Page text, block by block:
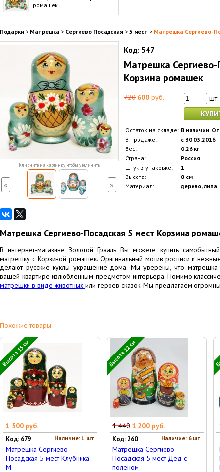
ромашек
Подарки > Матрешка > Сергиево Посадская > 5 мест > Матрешка Сергиево-
Кликните на картинку, чтобы увеличить
« »
Код: 547
Матрешка Сергиево-
Корзина ромашек
720 600 руб.
шт.
Остаток на складе: В наличии.
В продаже:
с 30.03.2016
Вес:
0.26 кг
Страна:
Россия
Штук в упаковке:
1
Высота:
8 см
Материал:
дерево, липа
Матрешка Сергиево-Посадская 5 мест Корзина
В интернет-магазине Золотой Грааль Вы можете купить
матрешку с Корзиной ромашек. Оригинальный мотив росписи и
делают русские куклы украшение дома. Мы уверены, что матрешка
вашей квартире излюбленным предметом интерьера. Помимо
матрешки в виде животных или героев сказок. Мы предлагаем
Похожие товары:
Высота 15 см
1 500 руб.
Наличие: 1 шт
Код: 679
Матрешка Сергиево-
Посадская 5 мест Клубника
М
Высота 12 см
1 440 1 200 руб.
Наличие: 6 шт
Код: 260
Матрешка Сергиево
Посадская 5 мест Дед с
поленом